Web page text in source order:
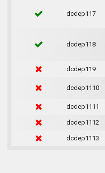
dcdep117
dcdep118
dcdep119
dcdep1110
dcdep1111
dcdep1112
dcdep1113